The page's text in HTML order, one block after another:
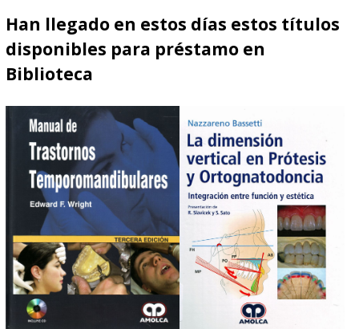
Han llegado en estos días estos títulos
disponibles para préstamo en
Biblioteca